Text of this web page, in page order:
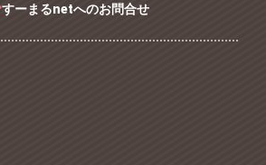
すーまるnetへのお問合せ